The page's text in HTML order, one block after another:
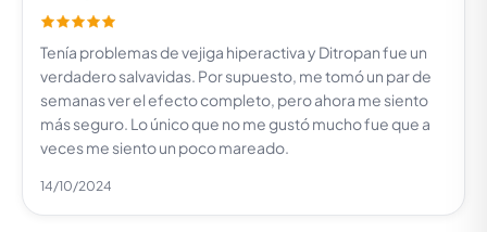
Tenía problemas de vejiga hiperactiva y Ditropan fue un
verdadero salvavidas. Por supuesto, me tomó un par de
semanas ver el efecto completo, pero ahora me siento
más seguro. Lo único que no me gustó mucho fue que a
veces me siento un poco mareado.
14/10/2024